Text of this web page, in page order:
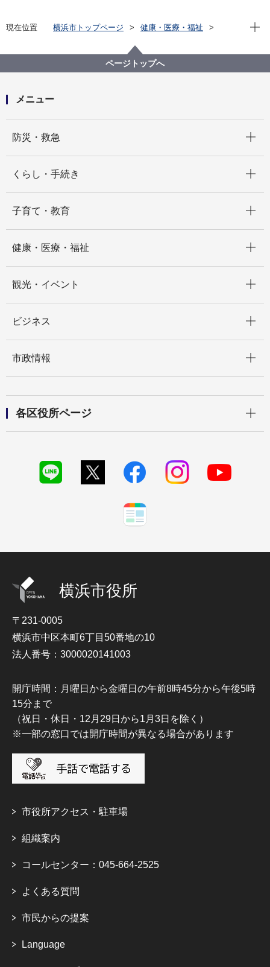
現在位置 横浜市トップページ
健康・医療・福祉
障害者差別解消法への対応
精神障害
（障害者差別事例5）精神障害 役所の窓口等
現在
ページトップへ
メニュー
防災・救急
くらし・手続き
子育て・教育
健康・医療・福祉
観光・イベント
ビジネス
市政情報
各区役所ページ
横浜市役所
〒231-0005
横浜市中区本町6丁目50番地の10
法人番号：3000020141003
開庁時間：月曜日から金曜日の午前8時45分から午後5時
15分まで
（祝日・休日・12月29日から1月3日を除く）
※一部の窓口では開庁時間が異なる場合があります
市役所アクセス・駐車場
組織案内
コールセンター：045-664-2525
よくある質問
市民からの提案
Language